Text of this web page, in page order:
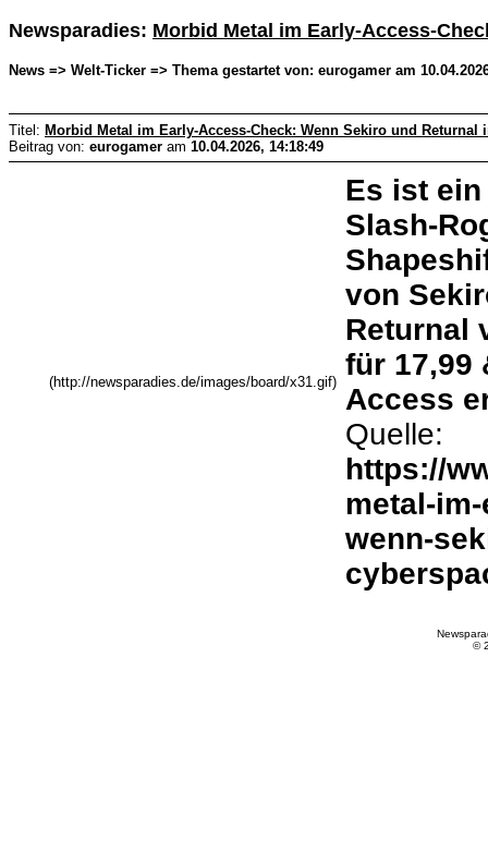
Newsparadies: Morbid Metal im Early-Access-
News => Welt-Ticker => Thema gestartet von: eurogamer am
Titel: Morbid Metal im Early-Access-Check: Wenn Sekiro und Returnal
Beitrag von: eurogamer am 10.04.2026, 14:18:49
(http://newsparadies.de/images/board/x31.gif)
Es ist
Slash-
von
Returnal
für 17,99
Access
Quelle:
https://
metal-
wenn-
©